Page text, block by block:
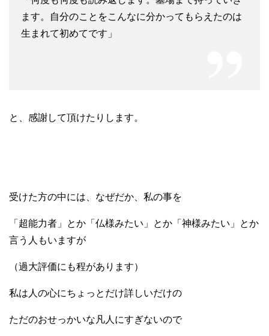
ます。自分のことをこんなに分かってもらえたのは
生まれて初めてです」
と、感謝して頂けたりします。
受けた方の中には、なぜだか、私の事を
「超能力者」とか「仏様みたい」とか「神様みたい」とか
言う人もいますが
（過大評価にも程があります）
私は人の心にちょっとだけ詳しいだけの
ただのおせっかいな凡人にすぎないので